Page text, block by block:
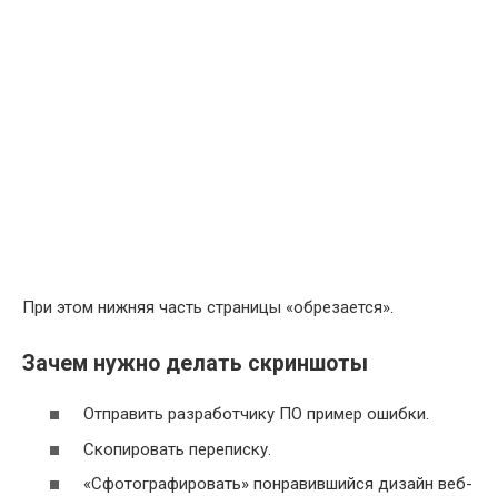
При этом нижняя часть страницы «обрезается».
Зачем нужно делать скриншоты
Отправить разработчику ПО пример ошибки.
Скопировать переписку.
«Сфотографировать» понравившийся дизайн веб-